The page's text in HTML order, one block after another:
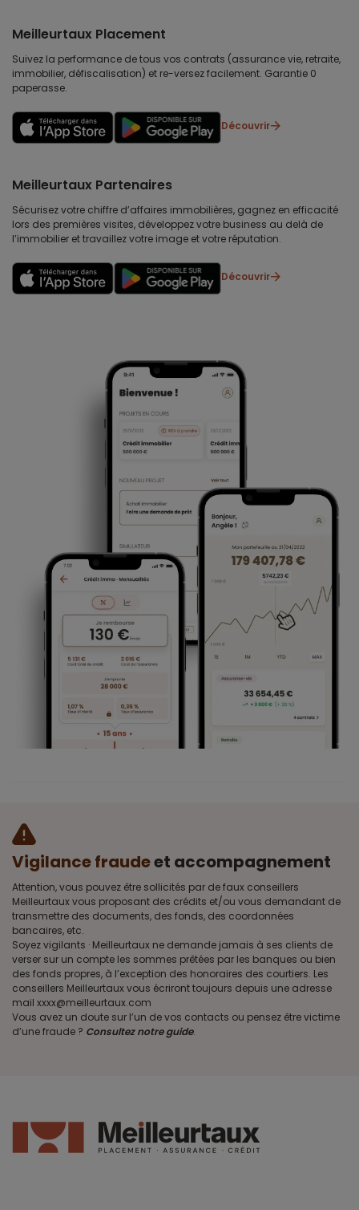
Meilleurtaux Placement
Suivez la performance de tous vos contrats (assurance vie, retraite,
immobilier, défiscalisation) et re-versez facilement. Garantie 0
paperasse.
Découvrir
Meilleurtaux Partenaires
Sécurisez votre chiffre d’affaires immobilières, gagnez en efficacité
lors des premières visites, développez votre business au delà de
l’immobilier et travaillez votre image et votre réputation.
Découvrir
Vigilance fraudeet accompagnement
Attention, vous pouvez être sollicités par de faux conseillers
Meilleurtaux vous proposant des crédits et/ou vous demandant de
transmettre des documents, des fonds, des coordonnées
bancaires, etc.
Soyez vigilants · Meilleurtaux ne demande jamais à ses clients de
verser sur un compte les sommes prêtées par les banques ou bien
des fonds propres, à l’exception des honoraires des courtiers. Les
conseillers Meilleurtaux vous écriront toujours depuis une adresse
mail xxxx@meilleurtaux.com
Vous avez un doute sur l’un de vos contacts ou pensez être victime
d’une fraude ? Consultez notre guide.